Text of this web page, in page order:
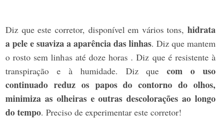
Diz que este corretor, disponível em vários tons, hidrata
a pele e suaviza a aparência das linhas. Diz que mantem
o rosto sem linhas até doze horas . Diz que é resistente à
transpiração e à humidade. Diz que com o uso
continuado reduz os papos do contorno do olhos,
minimiza as olheiras e outras descolorações ao longo
do tempo. Preciso de experimentar este corretor!